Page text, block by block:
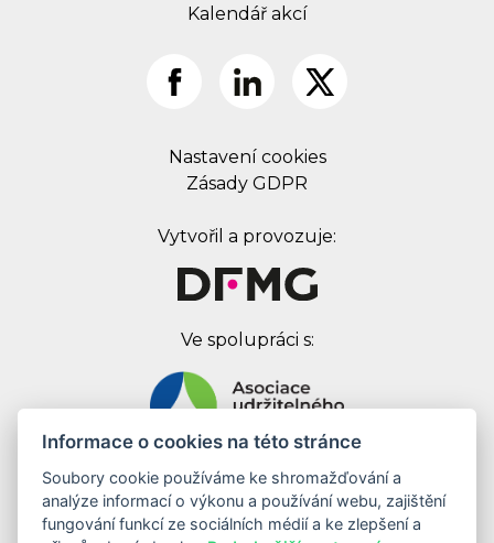
Kalendář akcí
Nastavení cookies
Zásady GDPR
Vytvořil a provozuje:
Ve spolupráci s:
Digital First Marketing Group s.r.o.
Jankovcova 1037/49
170 00 Praha 7
Informace o cookies na této stránce
Soubory cookie používáme ke shromažďování a
analýze informací o výkonu a používání webu, zajištění
fungování funkcí ze sociálních médií a ke zlepšení a